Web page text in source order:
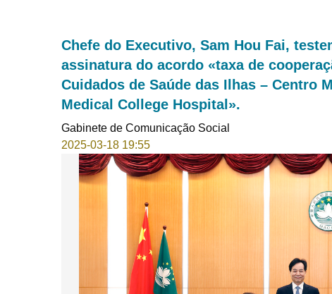
Chefe do Executivo, Sam Hou Fai,
assinatura do acordo «taxa de
Cuidados de Saúde das Ilhas – Centro
Medical College Hospital».
Gabinete de Comunicação Social
2025-03-18 19:55